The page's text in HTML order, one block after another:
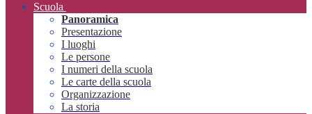
Scuola
Panoramica
Presentazione
I luoghi
Le persone
I numeri della scuola
Le carte della scuola
Organizzazione
La storia